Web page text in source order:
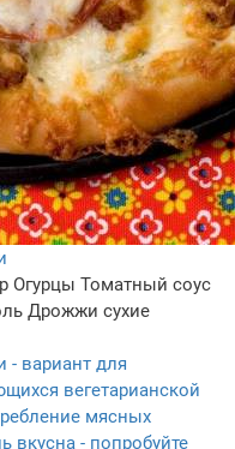
Огурцы Томатный соус
Дрожжи сухие
- вариант для
вегетарианской
мясных
вкусна - попробуйте